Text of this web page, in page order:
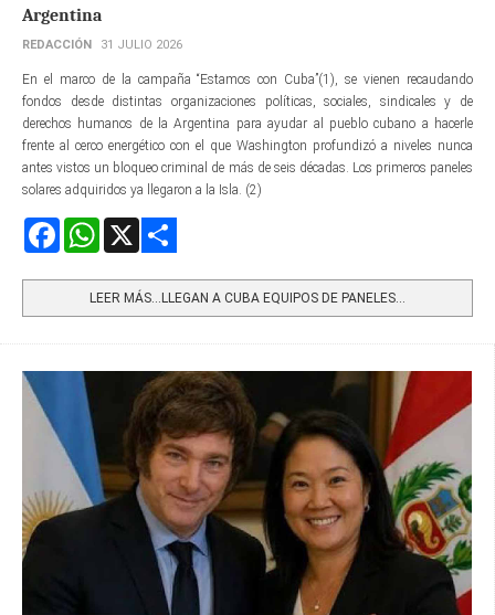
Argentina
REDACCIÓN 31 JULIO 2026
En el marco de la campaña “Estamos con Cuba”(1), se vienen recaudando
fondos desde distintas organizaciones políticas, sociales, sindicales y de
derechos humanos de la Argentina para ayudar al pueblo cubano a hacerle
frente al cerco energético con el que Washington profundizó a niveles nunca
antes vistos un bloqueo criminal de más de seis décadas. Los primeros paneles
solares adquiridos ya llegaron a la Isla. (2)
FacebookWhatsApp
LEER MÁS…LLEGAN A CUBA EQUIPOS DE PANELES...